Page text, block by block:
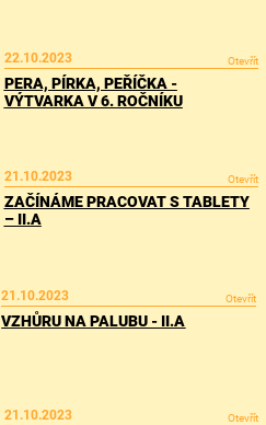
22.10.2023 Otevřít
PERA, PÍRKA, PEŘÍČKA -
VÝTVARKA V 6. ROČNÍKU
21.10.2023 Otevřít
ZAČÍNÁME PRACOVAT S TABLETY
– II.A
21.10.2023 Otevřít
VZHŮRU NA PALUBU - II.A
21.10.2023 Otevřít